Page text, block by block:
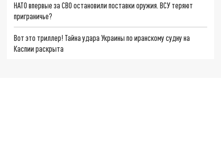
НАТО впервые за СВО остановили поставки оружия. ВСУ теряют
приграничье?
Вот это триллер! Тайна удара Украины по иранскому судну на
Каспии раскрыта